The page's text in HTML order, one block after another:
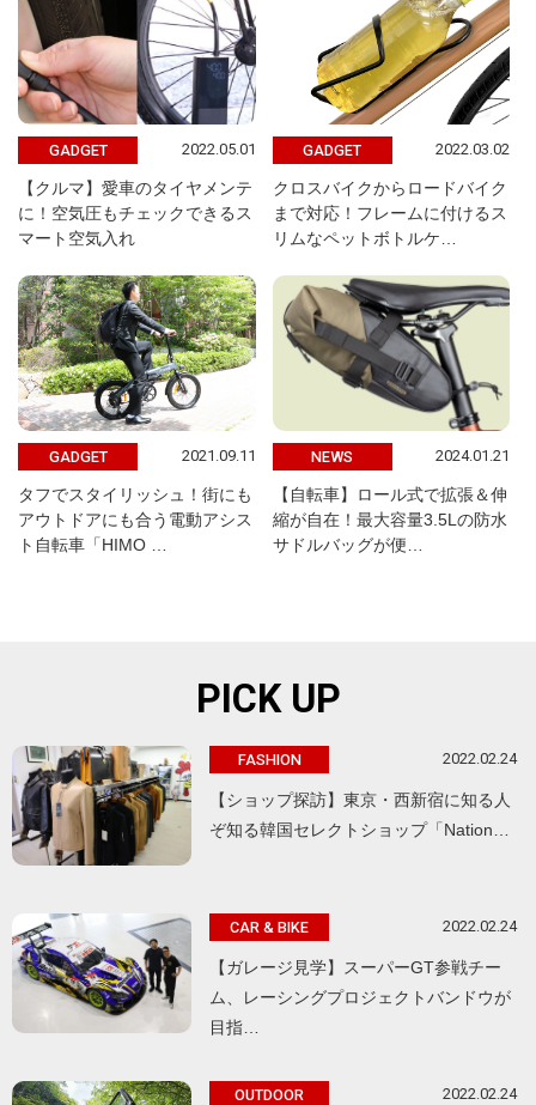
GADGET 2022.05.01
【クルマ】愛車のタイヤメンテ
に！空気圧もチェックできるス
マート空気入れ
GADGET 2022.03.02
クロスバイクからロードバイク
まで対応！フレームに付けるス
リムなペットボトルケ…
GADGET 2021.09.11
タフでスタイリッシュ！街にも
アウトドアにも合う電動アシス
ト自転車「HIMO …
NEWS 2024.01.21
【自転車】ロール式で拡張＆伸
縮が自在！最大容量3.5Lの防水
サドルバッグが便…
PICK UP
FASHION 2022.02.24
【ショップ探訪】東京・西新宿に知る人
ぞ知る韓国セレクトショップ「Nation…
CAR & BIKE 2022.02.24
【ガレージ見学】スーパーGT参戦チー
ム、レーシングプロジェクトバンドウが
目指…
OUTDOOR 2022.02.24